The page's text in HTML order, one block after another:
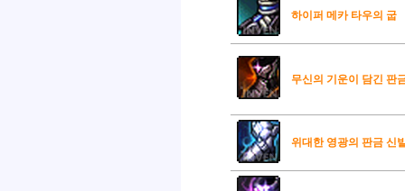
하이퍼 메카 타우의 굽
무신의 기운이 담긴 판
위대한 영광의 판금 신